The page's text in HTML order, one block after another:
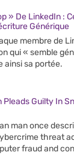
» De LinkedIn : Ce
Générique
membre de
qui « semble
ainsi sa portée.
Pleads Guilty In
man once
threat
fraud and